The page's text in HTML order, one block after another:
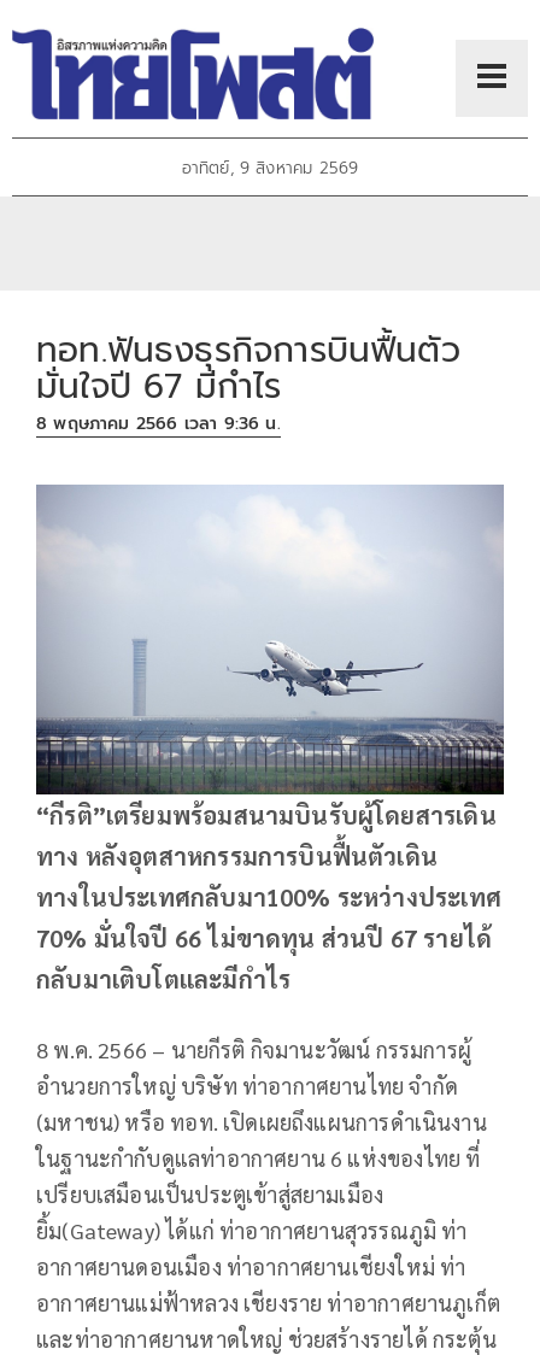
อาทิตย์, 9 สิงหาคม 2569
ทอท.ฟันธงธุรกิจการบินฟื้นตัว
มั่นใจปี 67 มีกำไร
8 พฤษภาคม 2566 เวลา 9:36 น.
“กีรติ”เตรียมพร้อมสนามบินรับผู้โดยสารเดิน
ทาง หลังอุตสาหกรรมการบินฟื้นตัวเดิน
ทางในประเทศกลับมา100% ระหว่างประเทศ
70% มั่นใจปี 66 ไม่ขาดทุน ส่วนปี 67 รายได้
กลับมาเติบโตและมีกำไร
8 พ.ค. 2566 – นายกีรติ กิจมานะวัฒน์ กรรมการผู้
อำนวยการใหญ่ บริษัท ท่าอากาศยานไทย จำกัด
(มหาชน) หรือ ทอท. เปิดเผยถึงแผนการดำเนินงาน
ในฐานะกำกับดูแลท่าอากาศยาน 6 แห่งของไทย ที่
เปรียบเสมือนเป็นประตูเข้าสู่สยามเมือง
ยิ้ม(Gateway) ได้แก่ ท่าอากาศยานสุวรรณภูมิ ท่า
อากาศยานดอนเมือง ท่าอากาศยานเชียงใหม่ ท่า
อากาศยานแม่ฟ้าหลวง เชียงราย ท่าอากาศยานภูเก็ต
และท่าอากาศยานหาดใหญ่ ช่วยสร้างรายได้ กระตุ้น